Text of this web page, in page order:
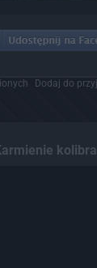
Dodaj do
kolibra